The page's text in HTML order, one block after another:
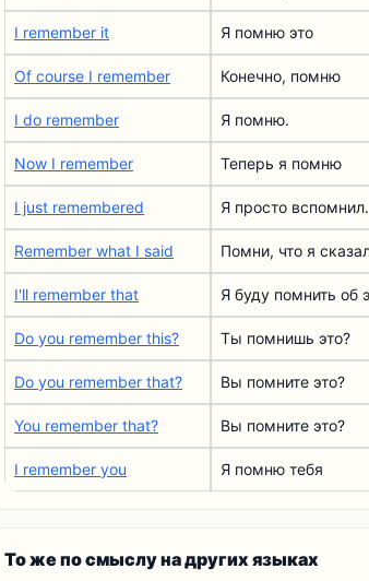
I remember it Я помню это
Of course I remember Конечно, помню
I do remember Я помню.
Now I remember Теперь я помню
I just remembered Я просто вспомнил.
Remember what I said Помни, что я
I'll remember that Я буду помнить об
Do you remember this? Ты помнишь это?
Do you remember that? Вы помните это?
You remember that? Вы помните это?
I remember you Я помню тебя
То же по смыслу на других языках